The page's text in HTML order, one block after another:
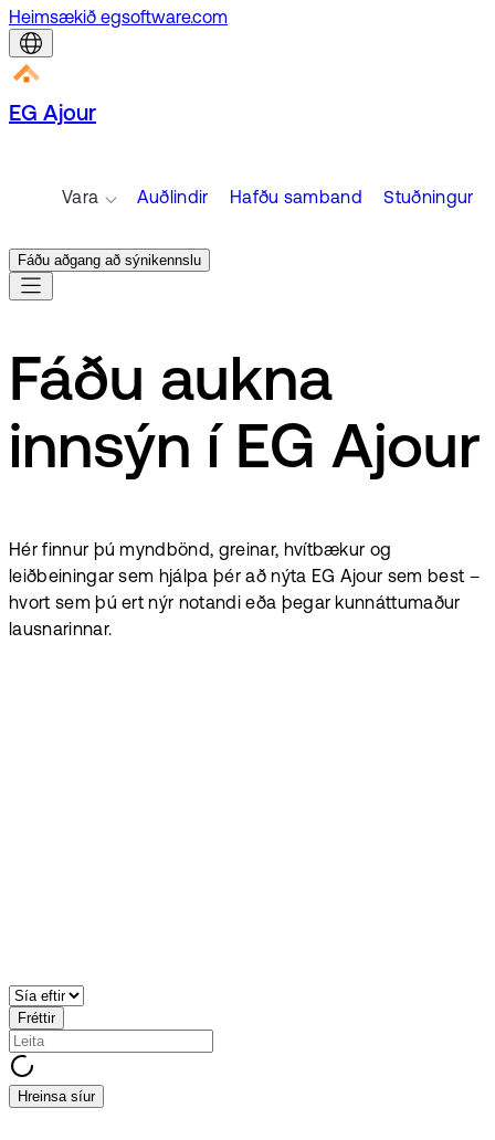
Heimsækið egsoftware.com
EG Ajour
Vara Auðlindir Hafðu samband Stuðningur
Fáðu aðgang að sýnikennslu
Fáðu aukna
innsýn í EG Ajour
Hér finnur þú myndbönd, greinar, hvítbækur og
leiðbeiningar sem hjálpa þér að nýta EG Ajour sem best –
hvort sem þú ert nýr notandi eða þegar kunnáttumaður
lausnarinnar.
Fréttir
Hreinsa síur